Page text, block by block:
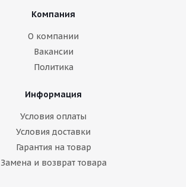
Компания
О компании
Вакансии
Политика
Информация
Условия оплаты
Условия доставки
Гарантия на товар
Замена и возврат товара